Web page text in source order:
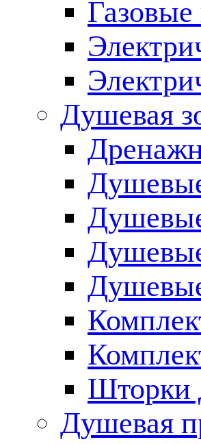
Газовые
Душевая
Шторки
Душевая